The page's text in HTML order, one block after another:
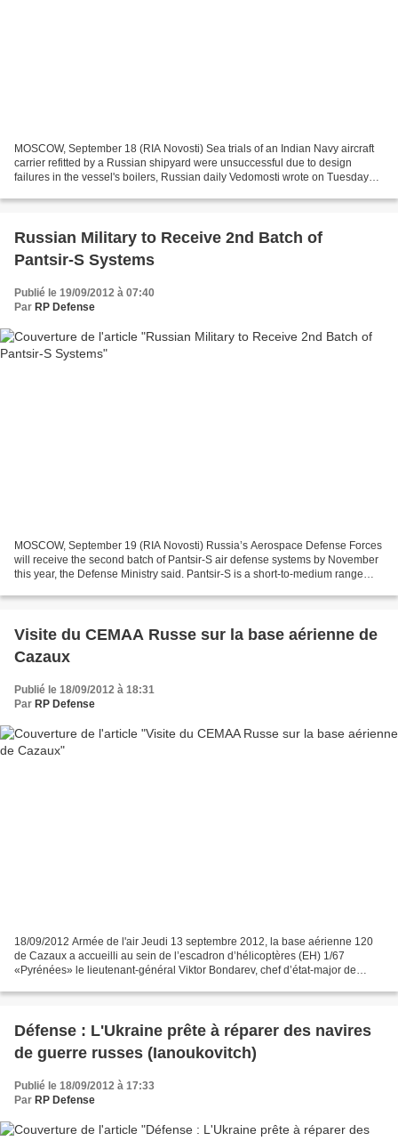
MOSCOW, September 18 (RIA Novosti) Sea trials of an Indian Navy aircraft
carrier refitted by a Russian shipyard were unsuccessful due to design
failures in the vessel's boilers, Russian daily Vedomosti wrote on Tuesday
Russian Military to Receive 2nd Batch of
Pantsir-S Systems
Publié le 19/09/2012 à 07:40
Par RP Defense
MOSCOW, September 19 (RIA Novosti) Russia’s Aerospace Defense Forces
will receive the second batch of Pantsir-S air defense systems by November
this year, the Defense Ministry said. Pantsir-S is a short-to-medium range
Visite du CEMAA Russe sur la base aérienne de
Cazaux
Publié le 18/09/2012 à 18:31
Par RP Defense
18/09/2012 Armée de l'air Jeudi 13 septembre 2012, la base aérienne 120
de Cazaux a accueilli au sein de l’escadron d’hélicoptères (EH) 1/67
«Pyrénées» le lieutenant-général Viktor Bondarev, chef d’état-major de
Défense : L'Ukraine prête à réparer des navires
de guerre russes (Ianoukovitch)
Publié le 18/09/2012 à 17:33
Par RP Defense